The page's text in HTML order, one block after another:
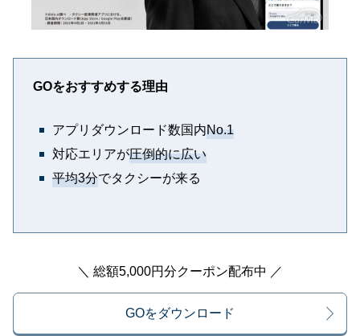
GOをおすすめする理由
アプリダウンロード数国内No.1
対応エリアが圧倒的に広い
平均3分でタクシーが来る
＼ 総額5,000円分クーポン配布中 ／
GOをダウンロード